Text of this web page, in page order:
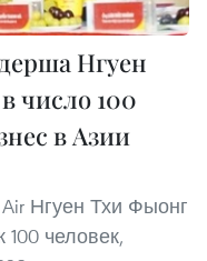
Нгуен
число 100
в Азии
Нгуен Тхи Фыонг
человек,